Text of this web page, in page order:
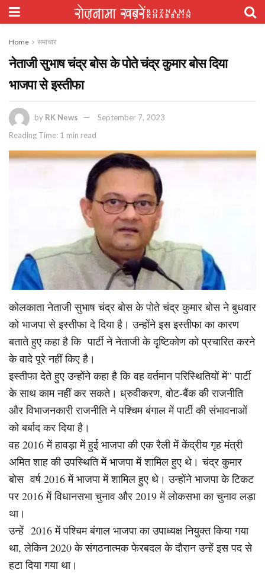
Home समाचार
नेताजी सुभाष चंद्र बोस के पोते चंद्र कुमार बोस दिया
भाजपा से इस्तीफा
by RK News
September 7, 2023
Reading Time: 1 min read
कोलकाता नेताजी सुभाष चंद्र बोस के पोते चंद्र कुमार बोस ने बुधवार
को भाजपा से इस्तीफा दे दिया है। उन्होंने इस इस्तीफा का कारण
बताते हुए कहा है कि पार्टी ने नेताजी के दृष्टिकोण को प्रचारित करने
के वादे पूरे नहीं किए है।
इस्तीफा देते हुए उन्होंने कहा है कि वह वर्तमान परिस्थितियों में” पार्टी
के साथ काम नहीं कर सकते। ध्रुवीकरण, वोट-बैंक की राजनीति
और विभाजनकारी राजनीति ने पश्चिम बंगाल में पार्टी की संभावनाओं
को बर्बाद कर दिया है।
वह 2016 में हावड़ा में हुई भाजपा की एक रैली में केंद्रीय गृह मंत्री
अमित शाह की उपस्थिति में भाजपा में शामिल हुए थे। चंद्र कुमार
बोस वर्ष 2016 में भाजपा में शामिल हुए थे। उन्होंने भाजपा के टिकट
पर 2016 में विधानसभा चुनाव और 2019 में लोकसभा का चुनाव लड़ा
था।
उन्हें 2016 में पश्चिम बंगाल भाजपा का उपाध्यक्ष नियुक्त किया गया
था, लेकिन 2020 के संगठनात्मक फेरबदल के दौरान उन्हें इस पद से
हटा दिया गया था।